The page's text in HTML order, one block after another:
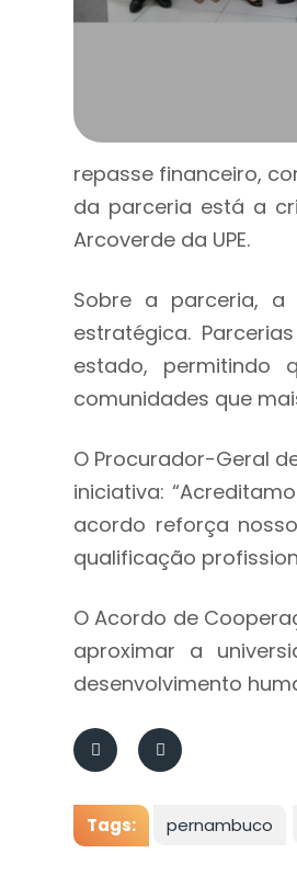
repasse financeiro,
da parceria está a
Arcoverde da UPE.
Sobre a parceria, a
estratégica.
estado, permitindo
comunidades que
O Procurador-Geral
iniciativa:
acordo reforça
qualificação
O Acordo de
aproximar a
desenvolvimento
Tags: pernambuco